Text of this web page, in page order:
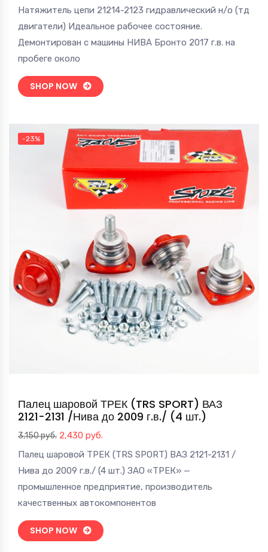
цена
составляла
450 руб..
цена:
270 руб..
Натяжитель цепи 21214-2123 гидравлический н/о (тд
двигатели) Идеальное рабочее состояние.
Демонтирован с машины НИВА Бронто 2017 г.в. на
пробеге около
SHOP NOW
-23%
Палец шаровой ТРЕК (TRS SPORT) ВАЗ
2121-2131 /Нива до 2009 г.в./ (4 шт.)
3,150руб. Первоначальная
цена
составляла
3,150 руб..
2,430 руб.
цена:
2,430 руб..
Палец шаровой ТРЕК (TRS SPORT) ВАЗ 2121-2131 /
Нива до 2009 г.в./ (4 шт.) ЗАО «ТРЕК» —
промышленное предприятие, производитель
качественных автокомпонентов
SHOP NOW